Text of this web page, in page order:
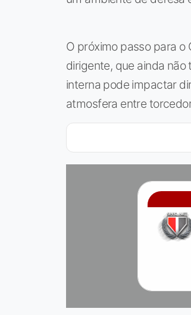
O próximo passo para o
dirigente, que ainda
interna pode impactar
atmosfera entre